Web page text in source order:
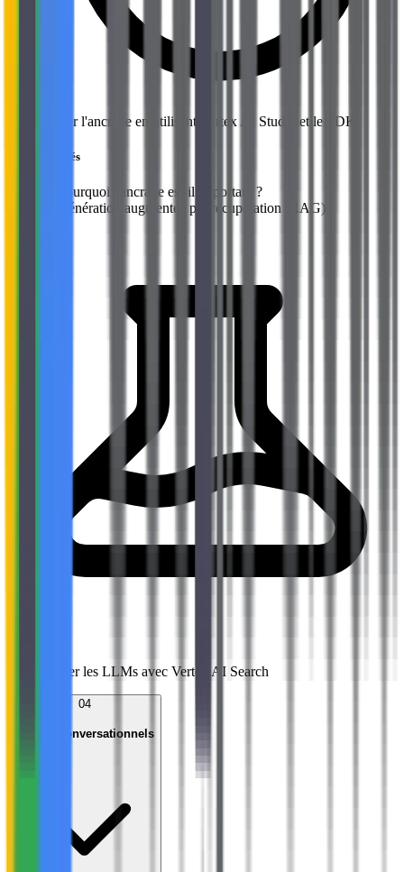
Tester l'ancrage en utilisant Vertex AI Studio et le SDK.
Sujets abordés
Pourquoi l'ancrage est-il important ?
Génération augmentée par récupération (RAG)
Lab : Ancrer les LLMs avec Vertex AI Search
04
Agents Conversationnels